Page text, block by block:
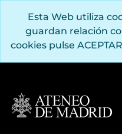
Esta Web utiliza
guardan relación
cookies pulse